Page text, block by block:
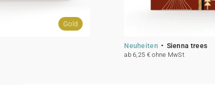
Gold
Neuheiten Sienna trees
ab 6,25 € ohne MwSt